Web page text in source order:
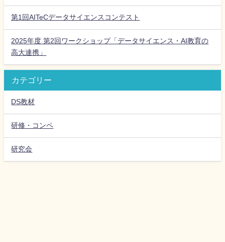
第1回AITeCデータサイエンスコンテスト
2025年度 第2回ワークショップ「データサイエンス・AI教育の
高大連携」
カテゴリー
DS教材
研修・コンペ
研究会